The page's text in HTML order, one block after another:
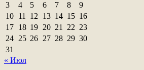
3
4 5 6 7 8
9
10 11 12 13 14 15 16
17 18 19 20 21 22 23
24 25 26 27 28 29 30
31
« Июл